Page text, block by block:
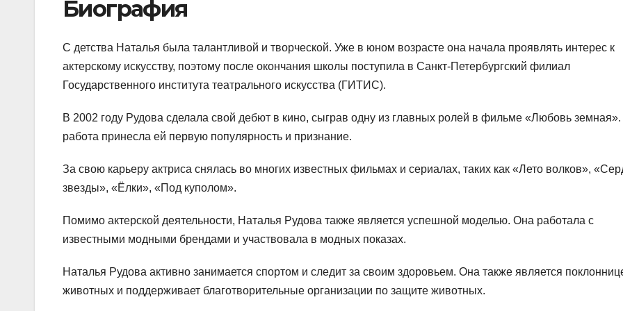
Биография
С детства Наталья была талантливой и творческой. Уже в юном возрасте она начала проявлять интерес к
актерскому искусству, поэтому после окончания школы поступила в Санкт-Петербургский филиал
Государственного института театрального искусства (ГИТИС).
В 2002 году Рудова сделала свой дебют в кино, сыграв одну из главных ролей в фильме «Любовь
работа принесла ей первую популярность и признание.
За свою карьеру актриса снялась во многих известных фильмах и сериалах, таких как «Лето волков»,
звезды», «Ёлки», «Под куполом».
Помимо актерской деятельности, Наталья Рудова также является успешной моделью. Она работала с
известными модными брендами и участвовала в модных показах.
Наталья Рудова активно занимается спортом и следит за своим здоровьем. Она также является
животных и поддерживает благотворительные организации по защите животных.